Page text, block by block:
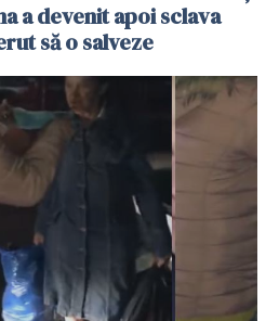
a devenit apoi sclava
să o salveze